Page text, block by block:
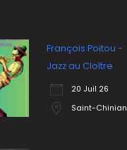
François Poitou -
Jazz au Cloître
20 Juil 26
Saint-Chinian